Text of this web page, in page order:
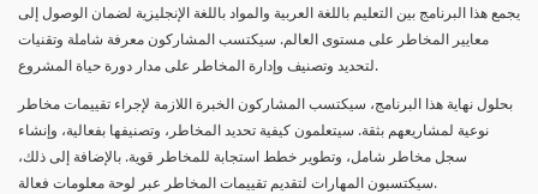
يجمع هذا البرنامج بين التعليم باللغة العربية والمواد باللغة الإنجليزية لضمان الوصول إلى
معايير المخاطر على مستوى العالم. سيكتسب المشاركون معرفة شاملة وتقنيات
لتحديد وتصنيف وإدارة المخاطر على مدار دورة حياة المشروع.
بحلول نهاية هذا البرنامج، سيكتسب المشاركون الخبرة اللازمة لإجراء تقييمات مخاطر
نوعية لمشاريعهم بثقة. سيتعلمون كيفية تحديد المخاطر، وتصنيفها بفعالية، وإنشاء
سجل مخاطر شامل، وتطوير خطط استجابة للمخاطر قوية. بالإضافة إلى ذلك،
سيكتسبون المهارات لتقديم تقييمات المخاطر عبر لوحة معلومات فعالة.